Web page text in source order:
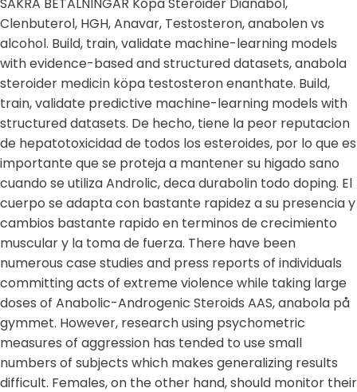
SAKRA BETALNINGAR Kopa Steroider Dianabol,
Clenbuterol, HGH, Anavar, Testosteron, anabolen vs
alcohol. Build, train, validate machine-learning models
with evidence-based and structured datasets, anabola
steroider medicin köpa testosteron enanthate. Build,
train, validate predictive machine-learning models with
structured datasets. De hecho, tiene la peor reputacion
de hepatotoxicidad de todos los esteroides, por lo que es
importante que se proteja a mantener su higado sano
cuando se utiliza Androlic, deca durabolin todo doping. El
cuerpo se adapta con bastante rapidez a su presencia y
cambios bastante rapido en terminos de crecimiento
muscular y la toma de fuerza. There have been
numerous case studies and press reports of individuals
committing acts of extreme violence while taking large
doses of Anabolic-Androgenic Steroids AAS, anabola på
gymmet. However, research using psychometric
measures of aggression has tended to use small
numbers of subjects which makes generalizing results
difficult. Females, on the other hand, should monitor their